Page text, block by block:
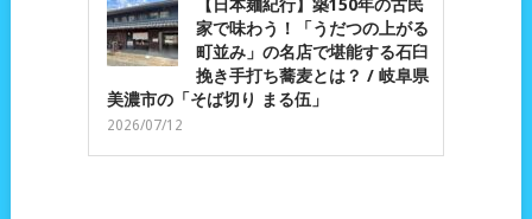
【日本麺紀行】築150年の古民
家で味わう！「うだつの上がる
町並み」の名店で堪能する石臼
挽き手打ち蕎麦とは？ / 岐阜県
美濃市の「そば切り まる伍」
2026/07/12